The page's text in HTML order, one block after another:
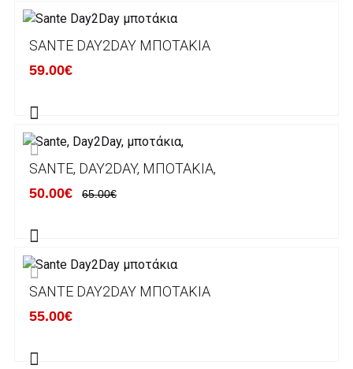
Λογαριασμό.
κάποιον απο τους ακόλουθους τραπεζικούς
λογαριασμούς:
ΕΞΟΔΑ ΑΠΟΣΤΟΛΗΣ
ΕΛΛΑΔΑ
μεταφορικών 2€ για αγορές κάτω των 50€
Τα προϊόντα που παραγγέλνει ο χρήστης μέσω
του ηλεκτρονικού καταστήματος lablanca.gr
SANTE DAY2DAY ΜΠΟΤΆΚΙΑ
59.00€
SANTE, DAY2DAY, ΜΠΟΤΆΚΙΑ,
50.00€ 65.00€
SANTE DAY2DAY ΜΠΟΤΆΚΙΑ
55.00€